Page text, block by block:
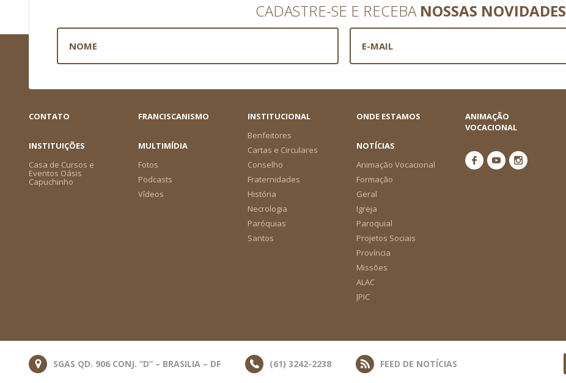
CADASTRE-SE E RECEBA NOSSAS NOVIDADES
CONTATO FRANCISCANISMO
INSTITUCIONAL
Benfeitores
Cartas e Circulares
Conselho
Fraternidades
História
Necrologia
Paróquias
Santos
ONDE ESTAMOS
ANIMAÇÃO
VOCACIONAL
INSTITUIÇÕES
Casa de Cursos e
Eventos Oásis
Capuchinho
MULTIMÍDIA
Fotos
Podcasts
Vídeos
NOTÍCIAS
Animação Vocacional
Formação
Geral
Igreja
Paroquial
Projetos Sociais
Província
Missões
ALAC
JPIC
SGAS QD. 906 CONJ. “D” – BRASILIA – DF (61) 3242-2238 FEED DE NOTÍCIAS